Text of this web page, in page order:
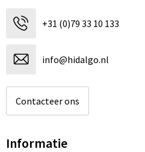
+31 (0)79 33 10 133
info@hidalgo.nl
Contacteer ons
Informatie